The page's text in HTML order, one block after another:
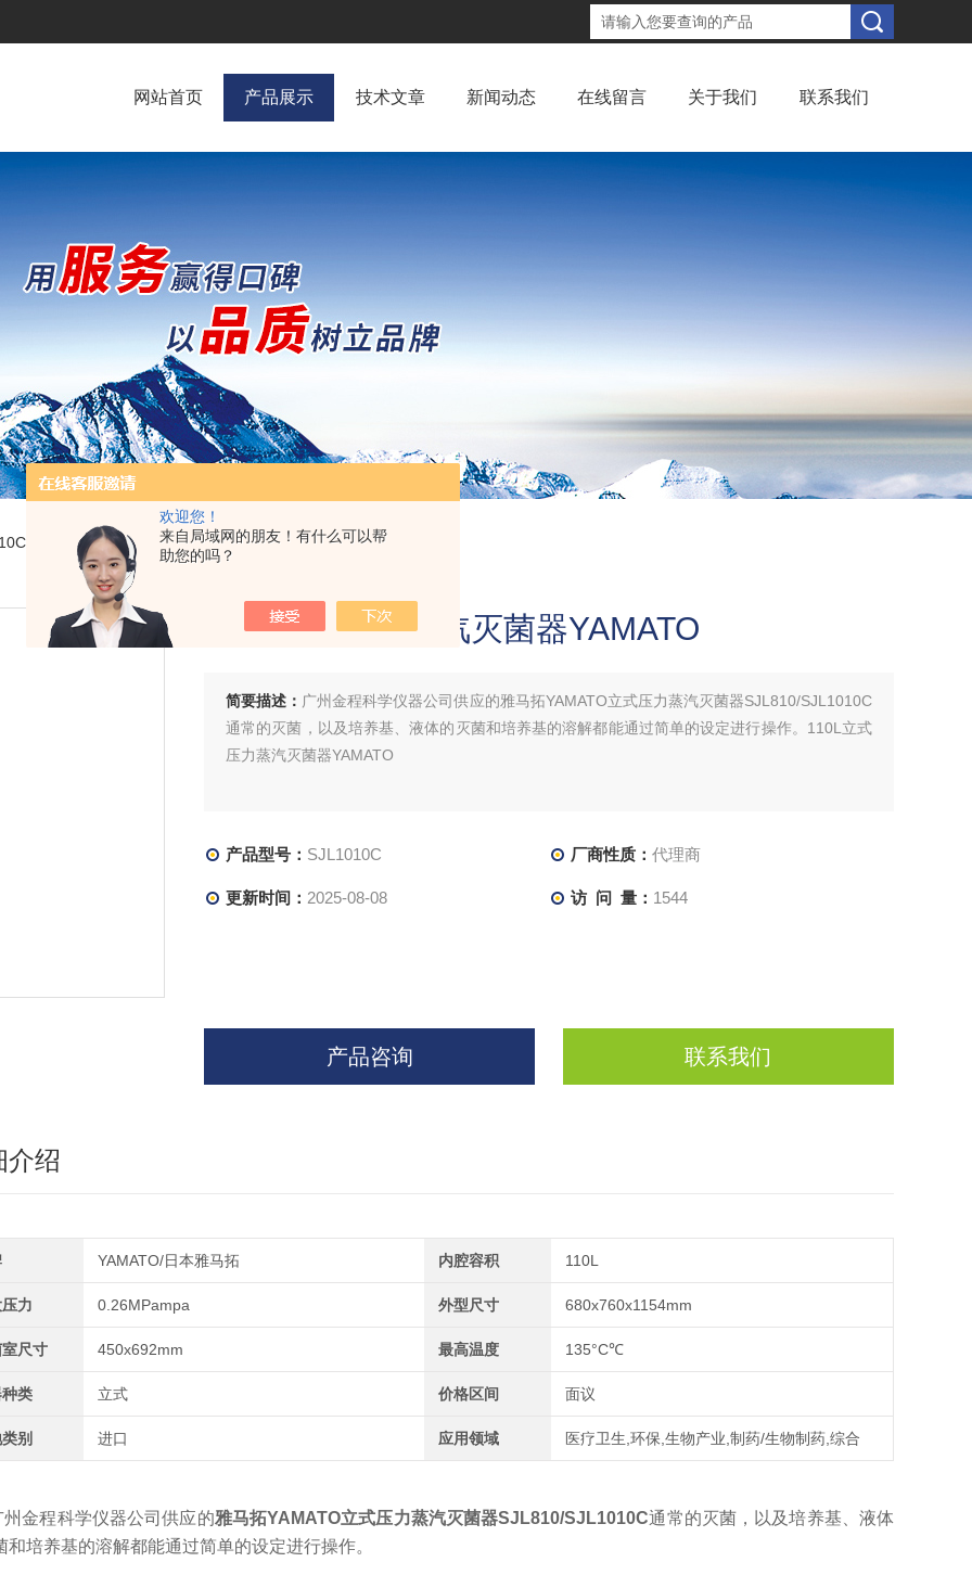
欢迎您！
来自局域网的朋友！有什么可以帮
助您的吗？
网站首页 产品展示 技术文章 新闻动态 在线留言 关于我们 联系我们
立式压力蒸汽灭菌器YAMATO
110L立式压力蒸汽灭菌器YAMATO
简要描述： 广州金程科学仪器公司供应的雅马拓YAMATO立式压力蒸汽灭菌器SJL810/SJL1010C
通常的灭菌，以及培养基、液体的灭菌和培养基的溶解都能通过简单的设定进行操作。110L立式
压力蒸汽灭菌器YAMATO
产品型号： SJL1010C 厂商性质： 代理商
更新时间： 2025-08-08 访 问 量： 1544
产品咨询 联系我们
介绍
YAMATO/日本雅马拓 内腔容积 110L
力 0.26MPampa 外型尺寸 680x760x1154mm
尺寸 450x692mm 最高温度 135°C℃
类 立式 价格区间 面议
别 进口 应用领域 医疗卫生,环保,生物产业,制药/生物制药,综合
州金程科学仪器公司供应的雅马拓YAMATO立式压力蒸汽灭菌器SJL810/SJL1010C通常的灭菌，以及培养基、液体
和培养基的溶解都能通过简单的设定进行操作。